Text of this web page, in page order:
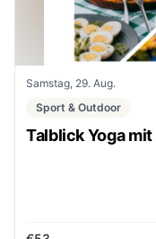
Samstag, 29. Aug.
Sport & Outdoor
Talblick Yoga